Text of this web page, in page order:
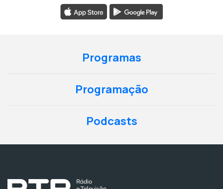
Programas
Programação
Podcasts